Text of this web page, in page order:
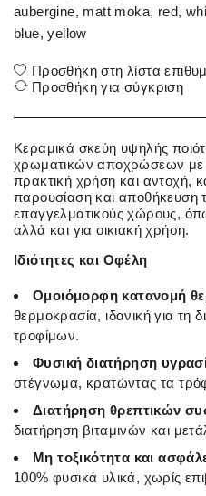
aubergine, matt moka, red,
blue, yellow
Προσθήκη στη λίστα
Προσθήκη για σύγκριση
Κεραμικά σκεύη υψηλής
χρωματικών αποχρώσεων με
πρακτική χρήση και αντοχή,
παρουσίαση και αποθήκευση
επαγγελματικούς χώρους,
αλλά και για οικιακή χρήση.
Ιδιότητες και Οφέλη
Ομοιόμορφη κατανομή
θερμοκρασία, ιδανική για τη
τροφίμων.
Φυσική διατήρηση
στέγνωμα, κρατώντας τα
Διατήρηση θρεπτικών
διατήρηση βιταμινών και
Μη τοξικότητα και
100% φυσικά υλικά, χωρίς